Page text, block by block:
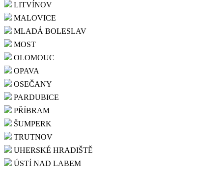
LITVÍNOV
MALOVICE
MLADÁ BOLESLAV
MOST
OLOMOUC
OPAVA
OSEČANY
PARDUBICE
PŘÍBRAM
ŠUMPERK
TRUTNOV
UHERSKÉ HRADIŠTĚ
ÚSTÍ NAD LABEM